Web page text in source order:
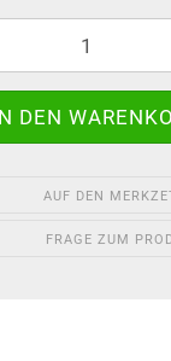
AUF DEN
FRAGE ZUM